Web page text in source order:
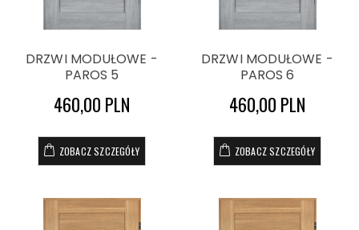
DRZWI MODUŁOWE -
PAROS 5
460,00 PLN
ZOBACZ SZCZEGÓŁY
DRZWI MODUŁOWE -
PAROS 6
460,00 PLN
ZOBACZ SZCZEGÓŁY